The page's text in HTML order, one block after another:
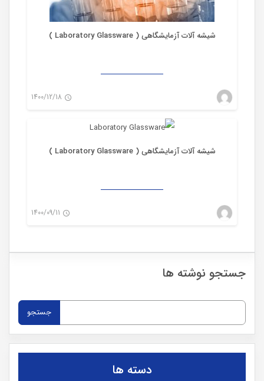
جستجو نوشته ها
برای:
دسته ها
شیشه آلات آزمایشگاهی ( Laboratory Glassware )
mwadmin_mehragah
1400/12/18
شیشه آزمایشگاهی
شیشه آلات آزمایشگاهی ( Laboratory Glassware )
1400/09/11